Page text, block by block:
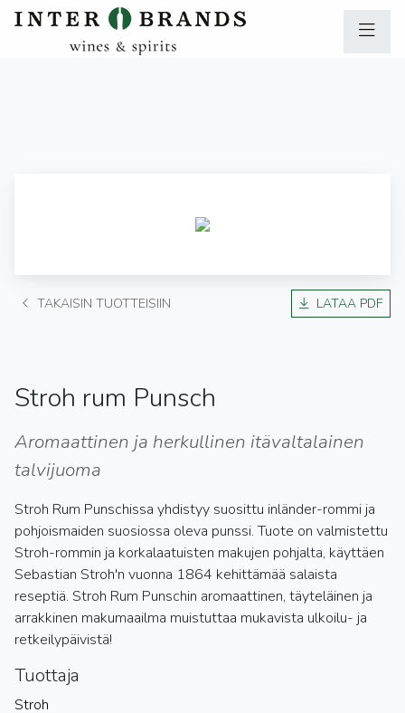
TAKAISIN TUOTTEISIIN LATAA PDF
Stroh rum Punsch
Aromaattinen ja herkullinen itävaltalainen
talvijuoma
Stroh Rum Punschissa yhdistyy suosittu inländer-rommi ja
pohjoismaiden suosiossa oleva punssi. Tuote on valmistettu
Stroh-rommin ja korkalaatuisten makujen pohjalta, käyttäen
Sebastian Stroh'n vuonna 1864 kehittämää salaista
reseptiä. Stroh Rum Punschin aromaattinen, täyteläinen ja
arrakkinen makumaailma muistuttaa mukavista ulkoilu- ja
retkeilypäivistä!
Tuottaja
Stroh